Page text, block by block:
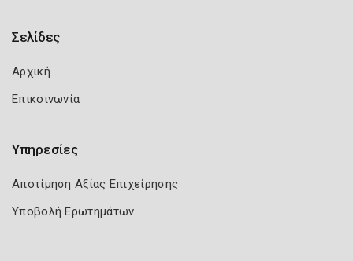
Σελίδες
Αρχική
Επικοινωνία
Υπηρεσίες
Αποτίμηση Αξίας Επιχείρησης
Υποβολή Ερωτημάτων